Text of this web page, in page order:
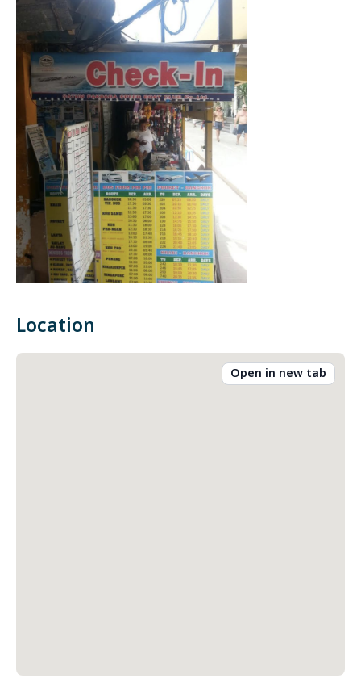
Location
Open in new tab